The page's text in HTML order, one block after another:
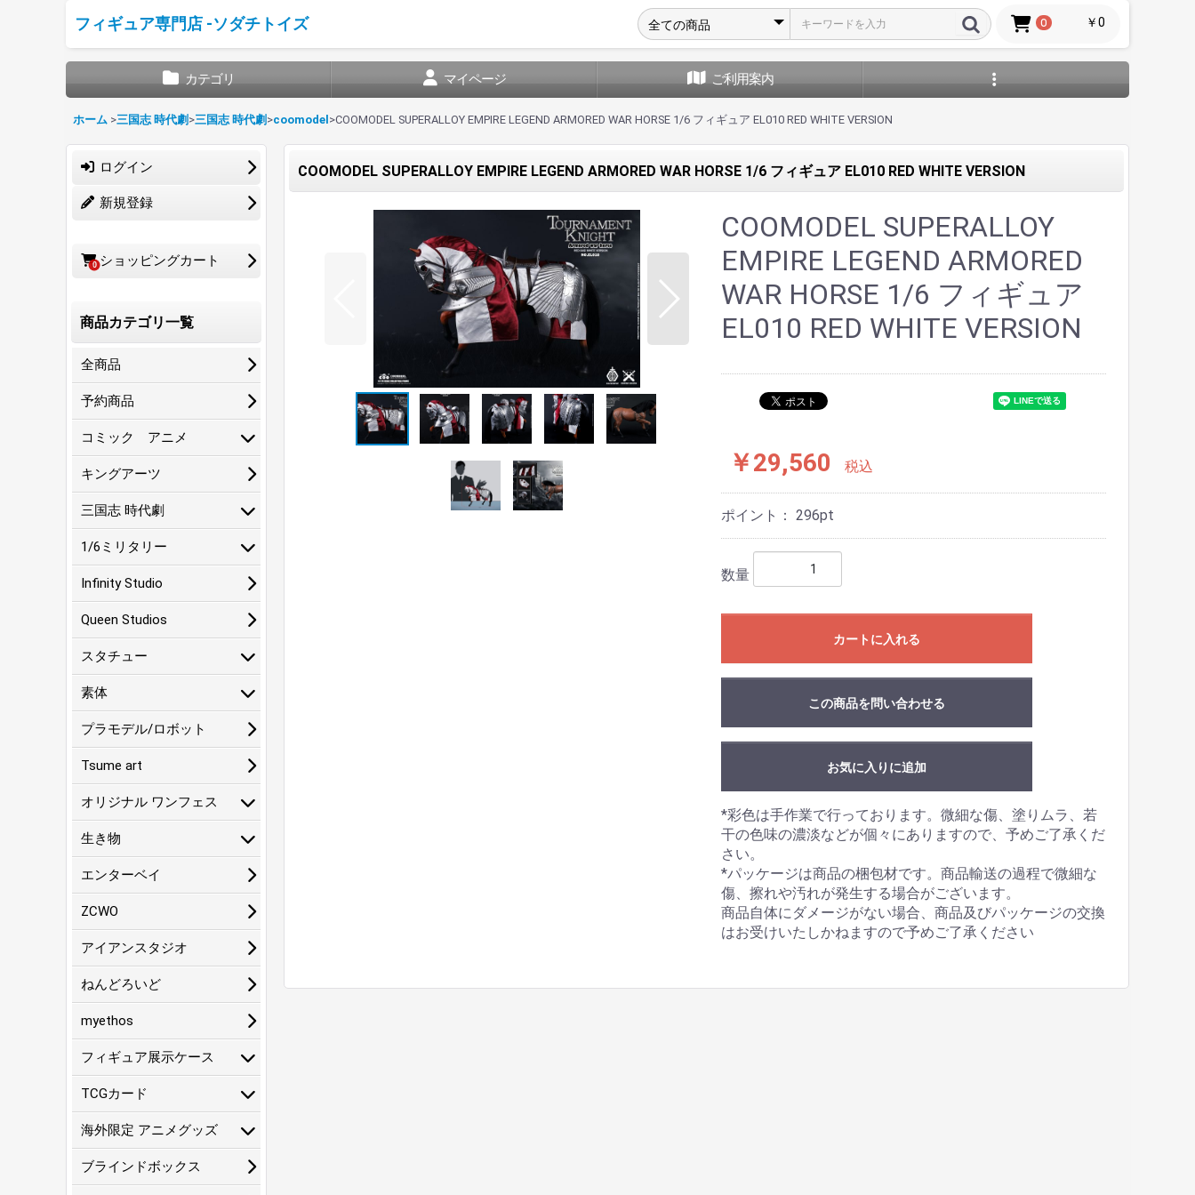
フィギュア専門店 -ソダチトイズ 0 ￥0
カテゴリ マイページ ご利用案内
ホーム >三国志 時代劇 >三国志 時代劇 >coomodel >COOMODEL SUPERALLOY EMPIRE LEGEND ARMORED WAR HORSE 1/6 フィギュア EL010 RED WHITE VERSION
ログイン
新規登録
0 ショッピングカート
商品カテゴリ一覧
全商品
予約商品
コミック アニメ
キングアーツ
三国志 時代劇
1/6ミリタリー
Infinity Studio
Queen Studios
スタチュー
素体
プラモデル/ロボット
Tsume art
オリジナル ワンフェス
生き物
エンターベイ
ZCWO
アイアンスタジオ
ねんどろいど
myethos
フィギュア展示ケース
TCGカード
海外限定 アニメグッズ
ブラインドボックス
COOMODEL SUPERALLOY EMPIRE LEGEND ARMORED WAR HORSE 1/6 フィギュア EL010 RED WHITE VERSION
COOMODEL SUPERALLOY
EMPIRE LEGEND ARMORED
WAR HORSE 1/6 フィギュア
EL010 RED WHITE VERSION
￥29,560 税込
ポイント： 296pt
数量
カートに入れる
この商品を問い合わせる
お気に入りに追加
*彩色は手作業で行っております。微細な傷、塗りムラ、若
干の色味の濃淡などが個々にありますので、予めご了承くだ
さい。
*パッケージは商品の梱包材です。商品輸送の過程で微細な
傷、擦れや汚れが発生する場合がございます。
商品自体にダメージがない場合、商品及びパッケージの交換
はお受けいたしかねますので予めご了承ください